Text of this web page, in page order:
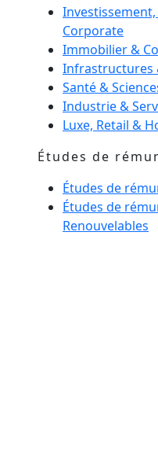
Corporate
Immobilier &
Infrastructures
Santé &
Industrie &
Luxe, Retail &
Études de
Études de
Études de
Renouvelables